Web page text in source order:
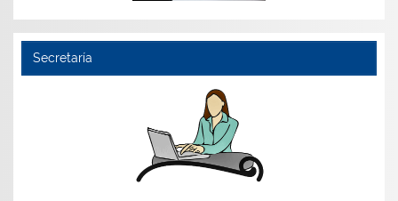
Secretaría